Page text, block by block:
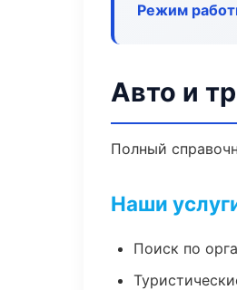
Режим
Авто и
Полный
Наши
Поиск по